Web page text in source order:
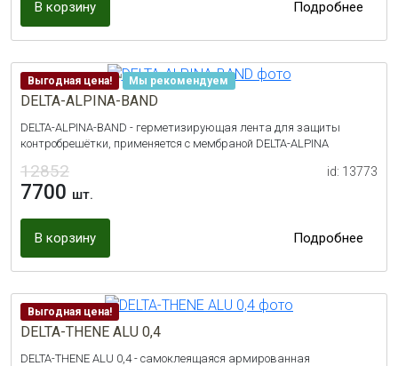
В корзину Подробнее
Выгодная цена! Мы рекомендуем
DELTA-ALPINA-BAND
DELTA-ALPINA-BAND - герметизирующая лента для защиты
контробрешётки, применяется с мембраной DELTA-ALPINA
12852
7700 шт.
id: 13773
В корзину Подробнее
Выгодная цена!
DELTA-THENE ALU 0,4
DELTA-THENE ALU 0,4 - самоклеящаяся армированная